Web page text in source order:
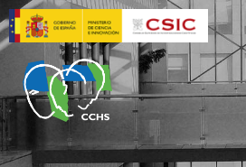
Pasar
al
contenido
principal